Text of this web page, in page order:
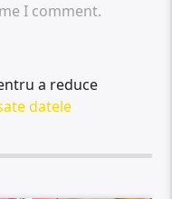
I comment.
a reduce
datele